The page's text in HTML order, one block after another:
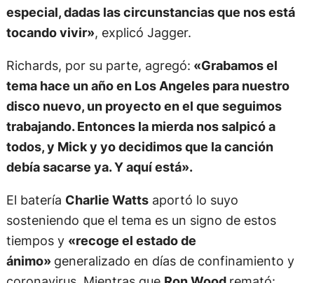
disco nuevo, un proyecto en el que seguimos
trabajando. Entonces la mierda nos salpicó a
debía sacarse ya. Y aquí está».
El batería
aportó lo suyo
sosteniendo que el tema es un signo de estos
tiempos y«recoge el estado de
ánimo»
generalizado en días de confinamiento y
«Aquí tenemos un nuevo tema para que ustedes
disfruten. Es una melodía cautivante».
La formación es la básica e histórica del grupo,
Mick